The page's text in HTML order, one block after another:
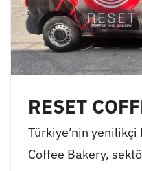
RESET
Türkiye’nin
Coffee Bakery,